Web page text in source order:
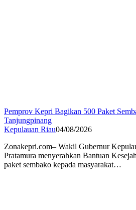
Pemprov Kepri Bagikan 500 Paket
Tanjungpinang
Kepulauan Riau04/08/2026
Zonakepri.com– Wakil Gubernur
Pratamura menyerahkan Bantuan
paket sembako kepada masyarakat…